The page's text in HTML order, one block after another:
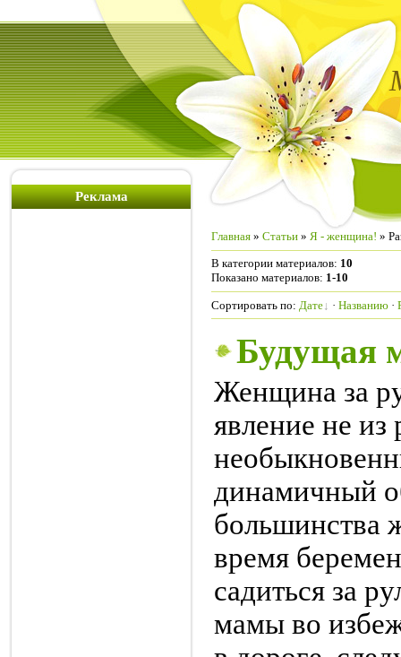
Реклама
Главная » Статьи » Я - женщина! »
В категории материалов: 10
Показано материалов: 1-10
Сортировать по: Дате · Названию ·
Будущая
Женщина за
явление не из
динамичный
большинства
время
садиться за
мамы во